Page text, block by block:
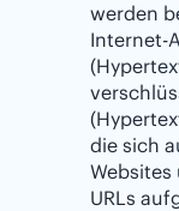
werden
Internet-
die sich
URLs